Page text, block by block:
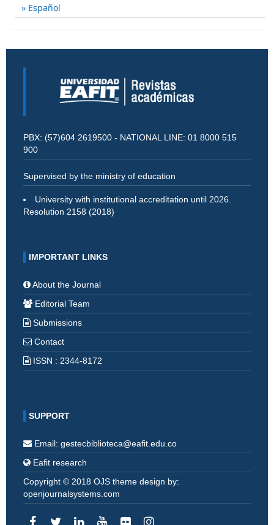
Español
PBX: (57)604 2619500 - NATIONAL LINE: 01 8000 515
900
Supervised by the ministry of education
University with institutional accreditation until 2026.
Resolution 2158 (2018)
IMPORTANT LINKS
About the Journal
Editorial Team
Submissions
Contact
ISSN : 2344-8172
SUPPORT
Email: gestecbiblioteca@eafit.edu.co
Eafit research
Copyright © 2018 OJS theme design by:
openjournalsystems.com